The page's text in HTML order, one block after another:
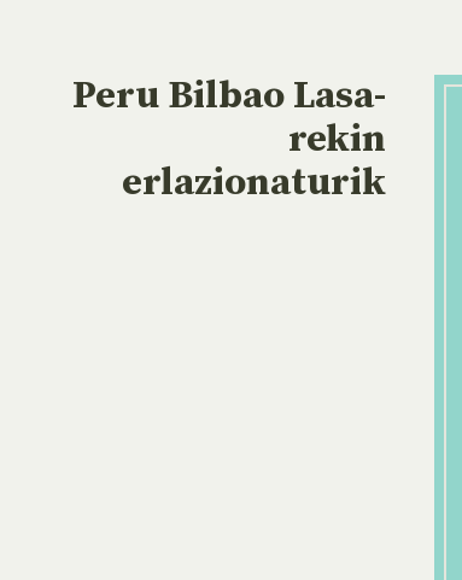
Peru Bilbao Lasa-
rekin
erlazionaturik